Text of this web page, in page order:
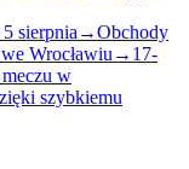
sierpnia →Obchody
Wrocławiu → 17-
w
szybkiemu